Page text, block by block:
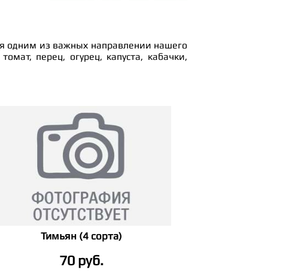
одним из важных направлении нашего
перец, огурец, капуста, кабачки,
Тимьян (4 сорта)
70 руб.